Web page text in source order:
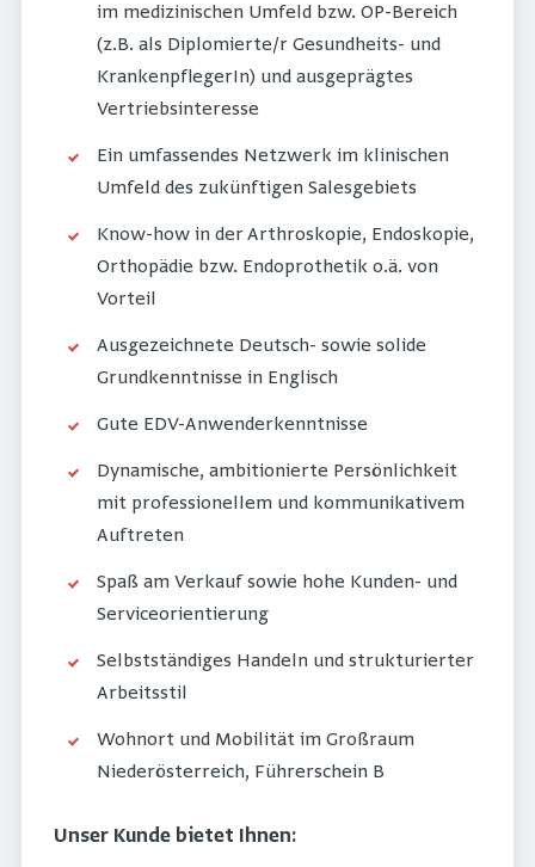
im medizinischen Umfeld bzw. OP-Bereich
(z.B. als Diplomierte/r Gesundheits- und
KrankenpflegerIn) und ausgeprägtes
Vertriebsinteresse
Ein umfassendes Netzwerk im klinischen
Umfeld des zukünftigen Salesgebiets
Know-how in der Arthroskopie, Endoskopie,
Orthopädie bzw. Endoprothetik o.ä. von
Vorteil
Ausgezeichnete Deutsch- sowie solide
Grundkenntnisse in Englisch
Gute EDV-Anwenderkenntnisse
Dynamische, ambitionierte Persönlichkeit
mit professionellem und kommunikativem
Auftreten
Spaß am Verkauf sowie hohe Kunden- und
Serviceorientierung
Selbstständiges Handeln und strukturierter
Arbeitsstil
Wohnort und Mobilität im Großraum
Niederösterreich, Führerschein B
Unser Kunde bietet Ihnen: